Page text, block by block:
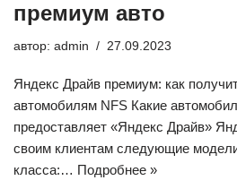
премиум авто
автор: admin 27.09.2023
Яндекс Драйв премиум: как
автомобилям NFS Какие
предоставляет «Яндекс Драйв»
своим клиентам следующие
класса:… Подробнее »